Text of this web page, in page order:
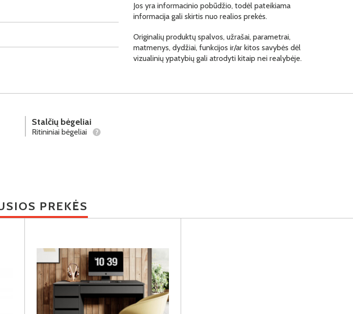
Jos yra informacinio pobūdžio, todėl pateikiama
informacija gali skirtis nuo realios prekės.
Originalių produktų spalvos, užrašai, parametrai,
matmenys, dydžiai, funkcijos ir/ar kitos savybės dėl
vizualinių ypatybių gali atrodyti kitaip nei realybėje.
Stalčių bėgeliai
Ritininiai bėgeliai ?
PREKĖS